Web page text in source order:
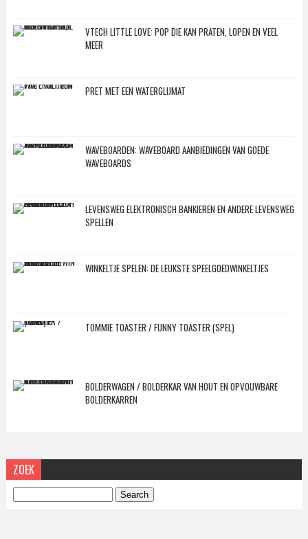
VTECH LITTLE LOVE: POP DIE KAN PRATEN, LOPEN EN VEEL
MEER
PRET MET EEN WATERGLIJMAT
WAVEBOARDEN: WAVEBOARD AANBIEDINGEN VAN GOEDE
WAVEBOARDS
LEVENSWEG ELEKTRONISCH BANKIEREN EN ANDERE LEVENSWEG
SPELLEN
WINKELTJE SPELEN: DE LEUKSTE SPEELGOEDWINKELTJES
TOMMIE TOASTER / FUNNY TOASTER (SPEL)
BOLDERWAGEN / BOLDERKAR VAN HOUT EN OPVOUWBARE
BOLDERKARREN
ZOEK